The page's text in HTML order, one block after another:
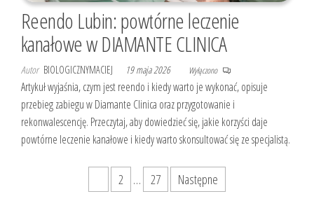
Reendo Lubin: powtórne leczenie
kanałowe w DIAMANTE CLINICA
Autor BIOLOGICZNYMACIEJ 19 maja 2026 Wyłączono
Artykuł wyjaśnia, czym jest reendo i kiedy warto je wykonać, opisuje
przebieg zabiegu w Diamante Clinica oraz przygotowanie i
rekonwalescencję. Przeczytaj, aby dowiedzieć się, jakie korzyści daje
powtórne leczenie kanałowe i kiedy warto skonsultować się ze specjalistą.
Stronicowanie
2 … 27 Następne